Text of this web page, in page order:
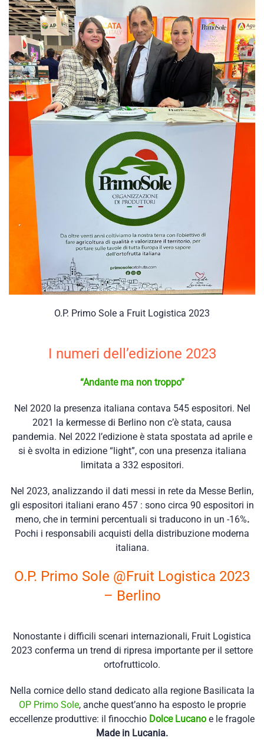
O.P. Primo Sole a Fruit Logistica 2023
I numeri dell’edizione 2023
“Andante ma non troppo”
Nel 2020 la presenza italiana contava 545 espositori. Nel
2021 la kermesse di Berlino non c’è stata, causa
pandemia. Nel 2022 l’edizione è stata spostata ad aprile e
si è svolta in edizione “light”, con una presenza italiana
limitata a 332 espositori.
Nel 2023, analizzando il dati messi in rete da Messe Berlin,
gli espositori italiani erano 457 : sono circa 90 espositori in
meno, che in termini percentuali si traducono in un -16%.
Pochi i responsabili acquisti della distribuzione moderna
italiana.
O.P. Primo Sole @Fruit Logistica 2023
– Berlino
Nonostante i difficili scenari internazionali, Fruit Logistica
2023 conferma un trend di ripresa importante per il settore
ortofrutticolo.
Nella cornice dello stand dedicato alla regione Basilicata la
OP Primo Sole, anche quest’anno ha esposto le proprie
eccellenze produttive: il finocchio Dolce Lucano e le fragole
Made in Lucania.